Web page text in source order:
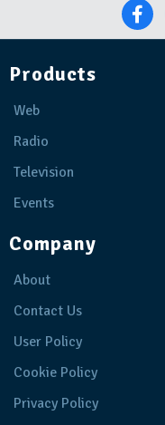
Products
Web
Radio
Television
Events
Company
About
Contact Us
User Policy
Cookie Policy
Privacy Policy